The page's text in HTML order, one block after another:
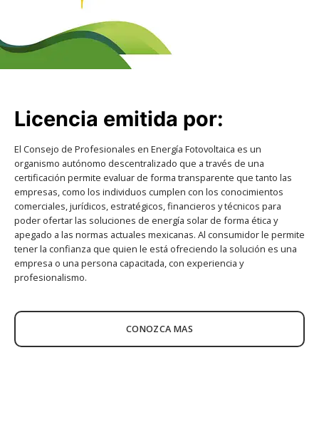
Licencia emitida por:
El Consejo de Profesionales en Energía Fotovoltaica es un
organismo autónomo descentralizado que a través de una
certificación permite evaluar de forma transparente que tanto las
empresas, como los individuos cumplen con los conocimientos
comerciales, jurídicos, estratégicos, financieros y técnicos para
poder ofertar las soluciones de energía solar de forma ética y
apegado a las normas actuales mexicanas. Al consumidor le permite
tener la confianza que quien le está ofreciendo la solución es una
empresa o una persona capacitada, con experiencia y
profesionalismo.
CONOZCA MAS